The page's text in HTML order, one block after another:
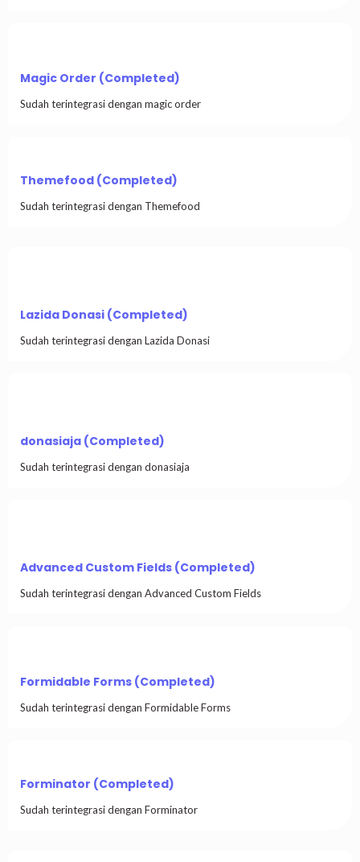
Magic Order (Completed)
Sudah terintegrasi dengan magic order
Themefood (Completed)
Sudah terintegrasi dengan Themefood
Lazida Donasi (Completed)
Sudah terintegrasi dengan Lazida Donasi
donasiaja (Completed)
Sudah terintegrasi dengan donasiaja
Advanced Custom Fields (Completed)
Sudah terintegrasi dengan Advanced Custom Fields
Formidable Forms (Completed)
Sudah terintegrasi dengan Formidable Forms
Forminator (Completed)
Sudah terintegrasi dengan Forminator